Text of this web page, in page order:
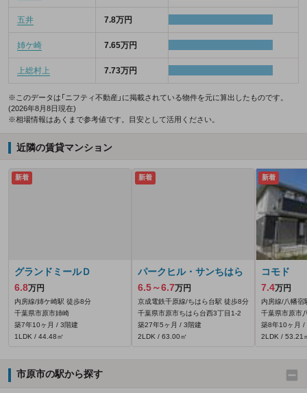
五井 7.8万円
姉ケ崎 7.65万円
上総村上 7.73万円
※このデータは「ニフティ不動産」に掲載されている物件を元に算出したものです。
(2026年8月8日現在)
※相場情報はあくまで参考値です。目安として活用ください。
近隣の賃貸マンション
新着
グランドミールＤ
6.8万円
内房線/姉ケ崎駅 徒歩8分
千葉県市原市姉崎
築7年10ヶ月 / 3階建
1LDK / 44.48㎡
新着
パークヒル・サンちはら
6.5～6.7万円
京成電鉄千原線/ちはら台駅 徒歩8分
千葉県市原市ちはら台西3丁目1-2
築27年5ヶ月 / 3階建
2LDK / 63.00㎡
新着
コモド
7.4万円
内房線/八幡宿
千葉県市原市
築8年10ヶ月 /
2LDK / 53.21
市原市の駅から探す